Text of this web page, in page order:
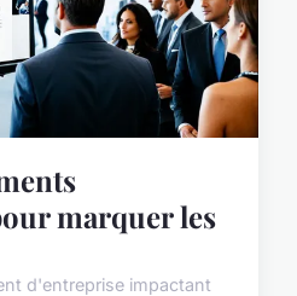
marquer les
d'entreprise impactant